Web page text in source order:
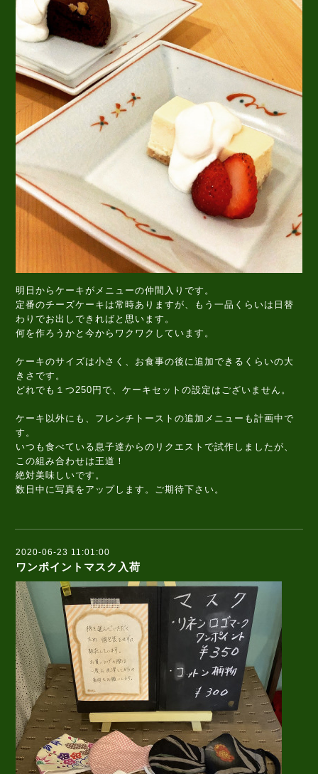
明日からケーキがメニューの仲間入りです。
定番のチーズケーキは常時ありますが、もう一品くらいは日替
わりでお出しできればと思います。
何を作ろうかと今からワクワクしています。
ケーキのサイズは小さく、お食事の後に追加できるくらいの大
きさです。
どれでも１つ250円で、ケーキセットの設定はございません。
ケーキ以外にも、フレンチトーストの追加メニューも計画中で
す。
いつも食べている息子達からのリクエストで試作しましたが、
この組み合わせは王道！
絶対美味しいです。
数日中に写真をアップします。ご期待下さい。
2020-06-23 11:01:00
ワンポイントマスク入荷